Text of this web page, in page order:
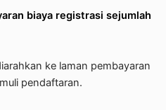
biaya registrasi sejumlah
ke laman pembayaran
pendaftaran.